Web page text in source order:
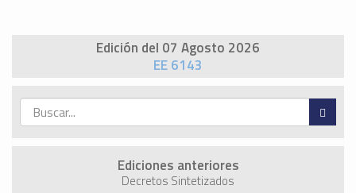
Edición del 07 Agosto 2026
EE 6143
Ediciones anteriores
Decretos Sintetizados